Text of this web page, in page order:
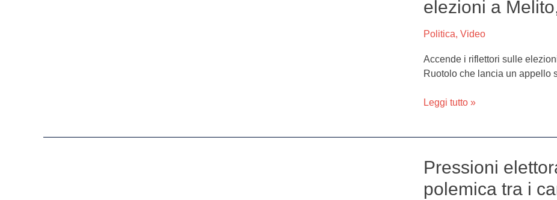
elezioni a
Politica, Video
Accende i riflettori sulle
Ruotolo che lancia un appello
scambio,
“Fari
puntati
su
a
Melito,
e
Leggi tutto »
Pressioni
polemica tra i
Pressioni
a